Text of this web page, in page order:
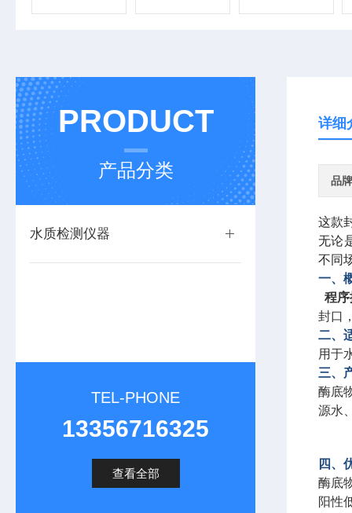
PRODUCT
产品分类
水质检测仪器
TEL-PHONE
13356716325
查看全部
详细
品牌
这款
无论
不同
一、
程
封口
二、
用于
三、
酶底
源水
四、
酶底
阳性